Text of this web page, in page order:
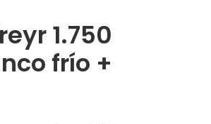
1.750
frío +